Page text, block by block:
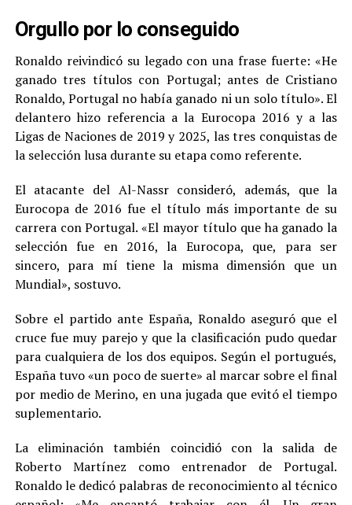
Orgullo por lo conseguido
Ronaldo reivindicó su legado con una frase fuerte: «He
ganado tres títulos con Portugal; antes de Cristiano
Ronaldo, Portugal no había ganado ni un solo título». El
delantero hizo referencia a la Eurocopa 2016 y a las
Ligas de Naciones de 2019 y 2025, las tres conquistas de
la selección lusa durante su etapa como referente.
El atacante del Al-Nassr consideró, además, que la
Eurocopa de 2016 fue el título más importante de su
carrera con Portugal. «El mayor título que ha ganado la
selección fue en 2016, la Eurocopa, que, para ser
sincero, para mí tiene la misma dimensión que un
Mundial», sostuvo.
Sobre el partido ante España, Ronaldo aseguró que el
cruce fue muy parejo y que la clasificación pudo quedar
para cualquiera de los dos equipos. Según el portugués,
España tuvo «un poco de suerte» al marcar sobre el final
por medio de Merino, en una jugada que evitó el tiempo
suplementario.
La eliminación también coincidió con la salida de
Roberto Martínez como entrenador de Portugal.
Ronaldo le dedicó palabras de reconocimiento al técnico